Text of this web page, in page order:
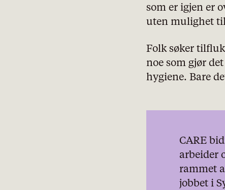
som er igjen er
uten mulighet
Folk søker
noe som gjør
hygiene. Bare
CARE
arbeider
rammet
jobbet i